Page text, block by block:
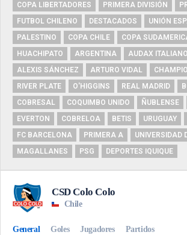
COPA LIBERTADORES
PRIMERA DIVISIÓN
FUTBOL CHILENO
DESTACADOS
UNIÓN
PALESTINO
COPA CHILE
COPA
HUACHIPATO
ARGENTINA
AUDAX ITALIANO
ALEXIS SÁNCHEZ
ARTURO VIDAL
RIVER PLATE
O'HIGGINS REAL MADRID
COBRESAL
COQUIMBO UNIDO ÑUBLENSE
EVERTON
COBRELOA BETIS URUGUAY
FC BARCELONA
PRIMERA A
UNIVERSIDAD
MAGALLANES
PSG DEPORTES IQUIQUE